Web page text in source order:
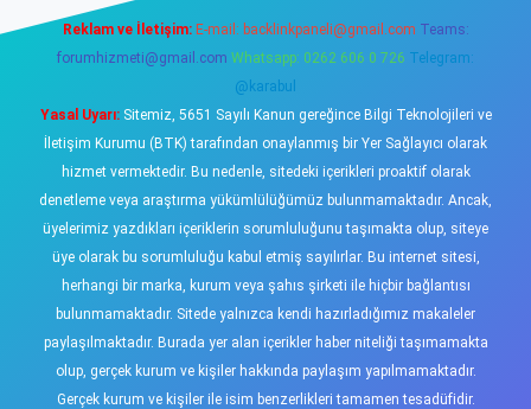
Reklam ve İletişim: E-mail: backlinkpaneli@gmail.com Teams:
forumhizmeti@gmail.com Whatsapp: 0262 606 0 726 Telegram:
@karabul
Yasal Uyarı:Sitemiz, 5651 Sayılı Kanun gereğince Bilgi Teknolojileri ve
İletişim Kurumu (BTK) tarafından onaylanmış bir Yer Sağlayıcı olarak
hizmet vermektedir. Bu nedenle, sitedeki içerikleri proaktif olarak
denetleme veya araştırma yükümlülüğümüz bulunmamaktadır. Ancak,
üyelerimiz yazdıkları içeriklerin sorumluluğunu taşımakta olup, siteye
üye olarak bu sorumluluğu kabul etmiş sayılırlar. Bu internet sitesi,
herhangi bir marka, kurum veya şahıs şirketi ile hiçbir bağlantısı
bulunmamaktadır. Sitede yalnızca kendi hazırladığımız makaleler
paylaşılmaktadır. Burada yer alan içerikler haber niteliği taşımamakta
olup, gerçek kurum ve kişiler hakkında paylaşım yapılmamaktadır.
Gerçek kurum ve kişiler ile isim benzerlikleri tamamen tesadüfidir.